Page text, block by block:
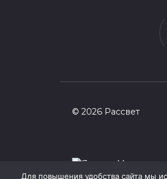
© 2026 Рассвет
Для повышения удобства сайта мы